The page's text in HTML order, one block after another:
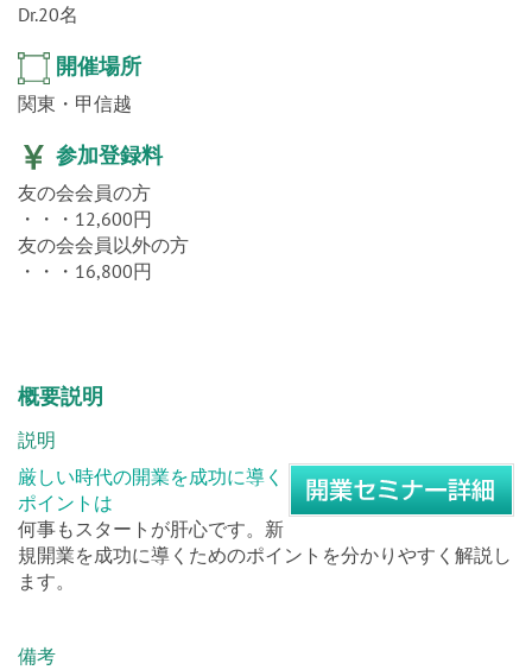
Dr.20名
開催場所
関東・甲信越
参加登録料
友の会会員の方
・・・12,600円
友の会会員以外の方
・・・16,800円
概要説明
説明
厳しい時代の開業を成功に導く
ポイントは
何事もスタートが肝心です。新
規開業を成功に導くためのポイントを分かりやすく解説し
ます。
備考